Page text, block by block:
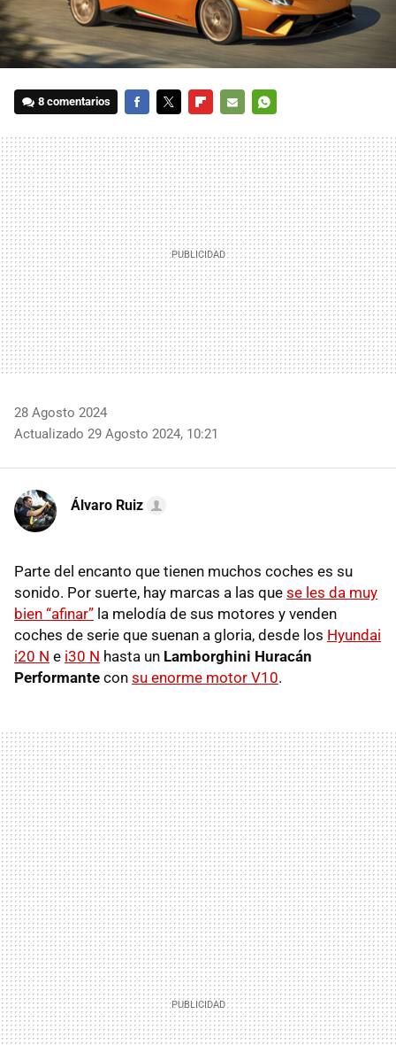
8 comentarios
MAIL
28 Agosto 2024
Actualizado 29 Agosto 2024, 10:21
Álvaro Ruiz
Parte del encanto que tienen muchos coches es su
sonido. Por suerte, hay marcas a las que se les da muy
bien “afinar” la melodía de sus motores y venden
coches de serie que suenan a gloria, desde los Hyundai
i20 N e i30 N hasta un Lamborghini Huracán
Performante con su enorme motor V10.